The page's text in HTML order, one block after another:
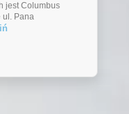
jest Columbus
ul. Pana